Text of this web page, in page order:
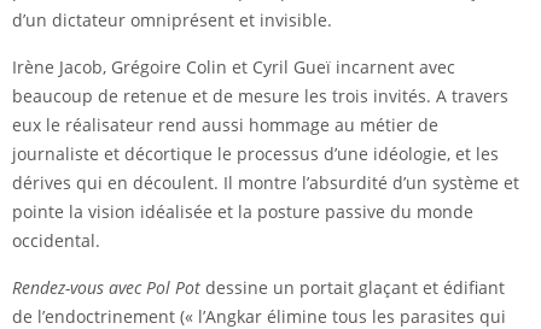
d’un dictateur omniprésent et invisible.
Irène Jacob, Grégoire Colin et Cyril Gueï incarnent avec
beaucoup de retenue et de mesure les trois invités. A travers
eux le réalisateur rend aussi hommage au métier de
journaliste et décortique le processus d’une idéologie, et les
dérives qui en découlent. Il montre l’absurdité d’un système et
pointe la vision idéalisée et la posture passive du monde
occidental.
Rendez-vous avec Pol Pot dessine un portait glaçant et édifiant
de l’endoctrinement (« l’Angkar élimine tous les parasites qui